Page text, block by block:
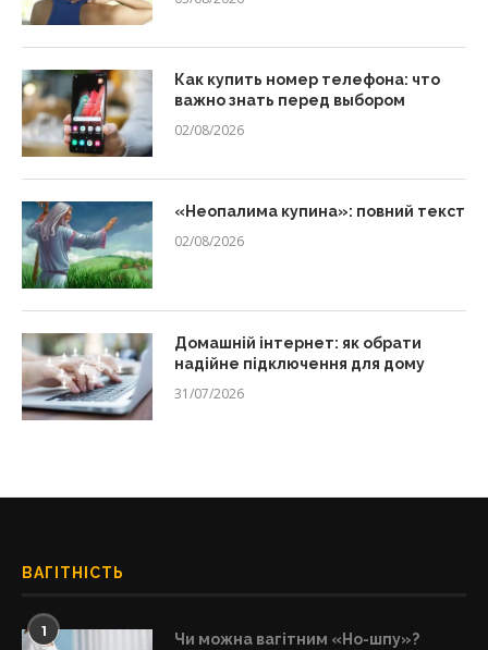
Как купить номер телефона: что
важно знать перед выбором
02/08/2026
«Неопалима купина»: повний текст
02/08/2026
Домашній інтернет: як обрати
надійне підключення для дому
31/07/2026
ВАГІТНІСТЬ
1 Чи можна вагітним «Но-шпу»?